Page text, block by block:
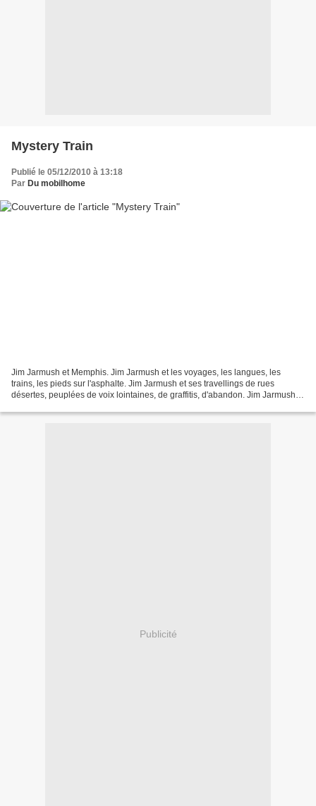
Mystery Train
Publié le 05/12/2010 à 13:18
Par Du mobilhome
Jim Jarmush et Memphis. Jim Jarmush et les voyages, les langues, les
trains, les pieds sur l'asphalte. Jim Jarmush et ses travellings de rues
désertes, peuplées de voix lointaines, de graffitis, d'abandon. Jim Jarmush et
Publicité